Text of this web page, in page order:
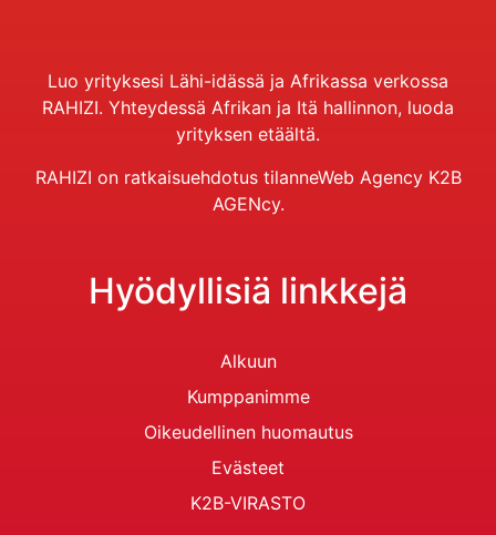
Luo yrityksesi Lähi-idässä ja Afrikassa verkossa
RAHIZI. Yhteydessä Afrikan ja Itä hallinnon, luoda
yrityksen etäältä.
RAHIZI on ratkaisuehdotus tilanneWeb Agency K2B
AGENcy.
Hyödyllisiä linkkejä
Alkuun
Kumppanimme
Oikeudellinen huomautus
Evästeet
K2B-VIRASTO